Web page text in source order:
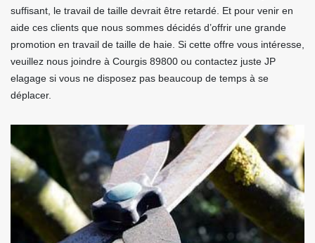
suffisant, le travail de taille devrait être retardé. Et pour venir en
aide ces clients que nous sommes décidés d’offrir une grande
promotion en travail de taille de haie. Si cette offre vous intéresse,
veuillez nous joindre à Courgis 89800 ou contactez juste JP
elagage si vous ne disposez pas beaucoup de temps à se
déplacer.